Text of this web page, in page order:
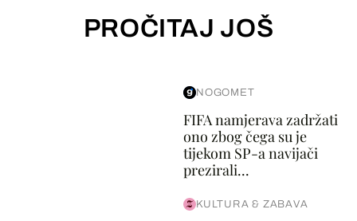
PROČITAJ JOŠ
NOGOMET
FIFA namjerava zadržati
ono zbog čega su je
tijekom SP-a navijači
prezirali...
KULTURA & ZABAVA